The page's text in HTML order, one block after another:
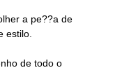
a pe??a de
estilo.
de todo o